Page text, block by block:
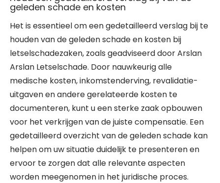
geleden schade en kosten
Het is essentieel om een gedetailleerd verslag bij te
houden van de geleden schade en kosten bij
letselschadezaken, zoals geadviseerd door Arslan
Arslan Letselschade. Door nauwkeurig alle
medische kosten, inkomstenderving, revalidatie-
uitgaven en andere gerelateerde kosten te
documenteren, kunt u een sterke zaak opbouwen
voor het verkrijgen van de juiste compensatie. Een
gedetailleerd overzicht van de geleden schade kan
helpen om uw situatie duidelijk te presenteren en
ervoor te zorgen dat alle relevante aspecten
worden meegenomen in het juridische proces.